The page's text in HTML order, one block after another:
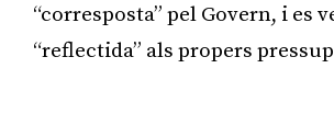
“corresposta” pel Govern, i es
“reflectida” als propers